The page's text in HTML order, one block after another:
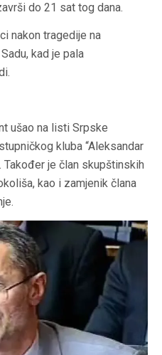
do 21 sat tog dana.
nakon tragedije na
kad je pala
ušao na listi Srpske
kluba “Aleksandar
je član skupštinskih
kao i zamjenik člana